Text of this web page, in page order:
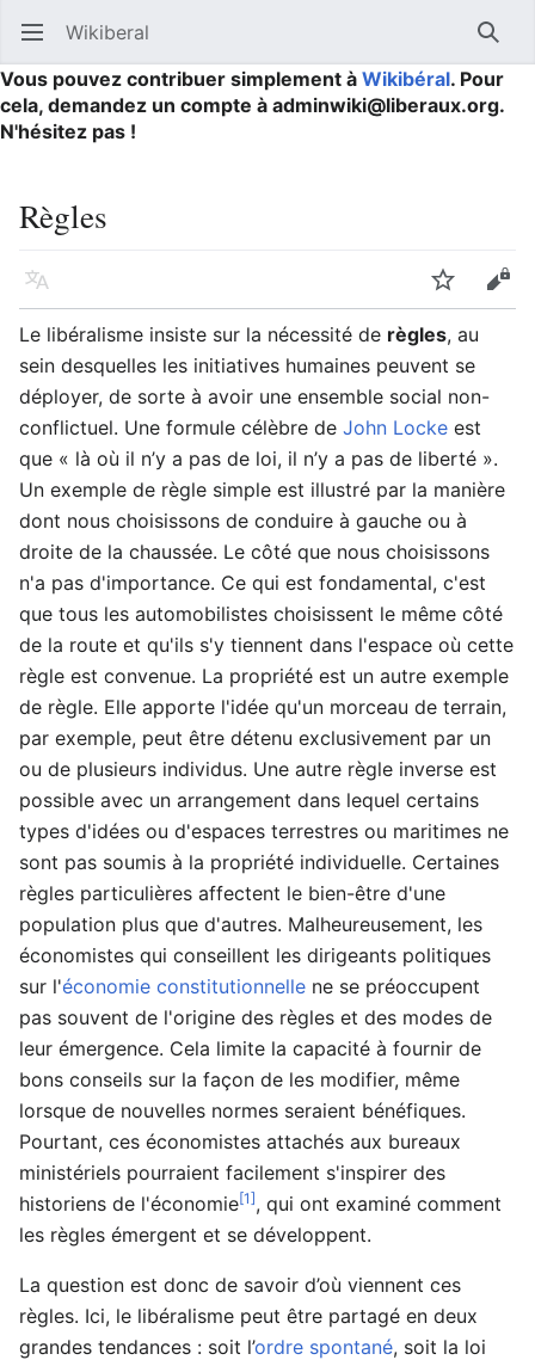
Ouvrir le menu principal Wikiberal
Vous pouvez contribuer simplement à Wikibéral. Pour
cela, demandez un compte à adminwiki@liberaux.org.
N'hésitez pas !
Règles
Langue Suivre
Le libéralisme insiste sur la nécessité de règles, au
sein desquelles les initiatives humaines peuvent se
déployer, de sorte à avoir une ensemble social non-
conflictuel. Une formule célèbre de John Locke est
que « là où il n’y a pas de loi, il n’y a pas de liberté ».
Un exemple de règle simple est illustré par la manière
dont nous choisissons de conduire à gauche ou à
droite de la chaussée. Le côté que nous choisissons
n'a pas d'importance. Ce qui est fondamental, c'est
que tous les automobilistes choisissent le même côté
de la route et qu'ils s'y tiennent dans l'espace où cette
règle est convenue. La propriété est un autre exemple
de règle. Elle apporte l'idée qu'un morceau de terrain,
par exemple, peut être détenu exclusivement par un
ou de plusieurs individus. Une autre règle inverse est
possible avec un arrangement dans lequel certains
types d'idées ou d'espaces terrestres ou maritimes ne
sont pas soumis à la propriété individuelle. Certaines
règles particulières affectent le bien-être d'une
population plus que d'autres. Malheureusement, les
économistes qui conseillent les dirigeants politiques
sur l'économie constitutionnelle ne se préoccupent
pas souvent de l'origine des règles et des modes de
leur émergence. Cela limite la capacité à fournir de
bons conseils sur la façon de les modifier, même
lorsque de nouvelles normes seraient bénéfiques.
Pourtant, ces économistes attachés aux bureaux
ministériels pourraient facilement s'inspirer des
historiens de l'économie[1], qui ont examiné comment
les règles émergent et se développent.
La question est donc de savoir d’où viennent ces
règles. Ici, le libéralisme peut être partagé en deux
grandes tendances : soit l’ordre spontané, soit la loi